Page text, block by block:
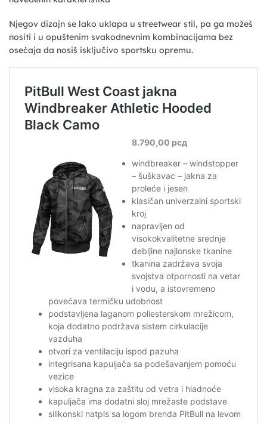
Njegov dizajn se lako uklapa u streetwear stil, pa ga možeš
nositi i u opuštenim svakodnevnim kombinacijama bez
osećaja da nosiš isključivo sportsku opremu.